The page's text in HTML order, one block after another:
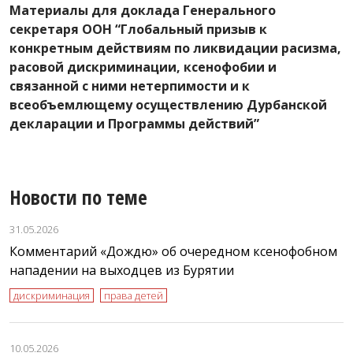
Материалы для доклада Генерального
секретаря ООН “Глобальный призыв к
конкретным действиям по ликвидации расизма,
расовой дискриминации, ксенофобии и
связанной с ними нетерпимости и к
всеобъемлющему осуществлению Дурбанской
декларации и Программы действий”
Новости по теме
31.05.2026
Комментарий «Дождю» об очередном ксенофобном
нападении на выходцев из Бурятии
дискриминация права детей
10.05.2026